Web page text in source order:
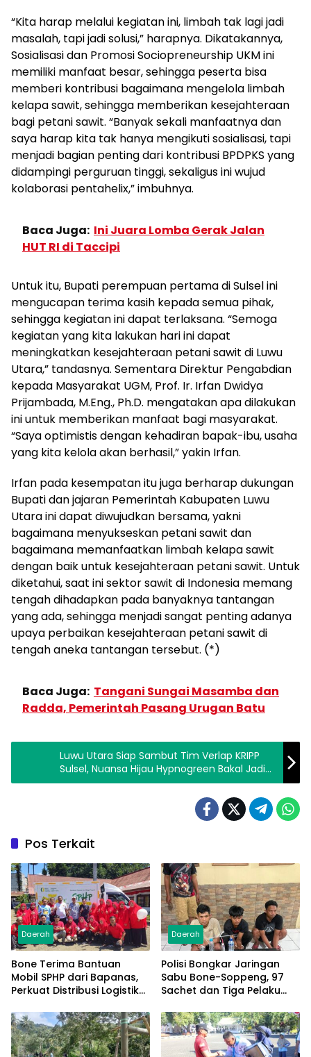
“Kita harap melalui kegiatan ini, limbah tak lagi jadi
masalah, tapi jadi solusi,” harapnya. Dikatakannya,
Sosialisasi dan Promosi Sociopreneurship UKM ini
memiliki manfaat besar, sehingga peserta bisa
memberi kontribusi bagaimana mengelola limbah
kelapa sawit, sehingga memberikan kesejahteraan
bagi petani sawit. “Banyak sekali manfaatnya dan
saya harap kita tak hanya mengikuti sosialisasi, tapi
menjadi bagian penting dari kontribusi BPDPKS yang
didampingi perguruan tinggi, sekaligus ini wujud
kolaborasi pentahelix,” imbuhnya.
Baca Juga: Ini Juara Lomba Gerak Jalan
HUT RI di Taccipi
Untuk itu, Bupati perempuan pertama di Sulsel ini
mengucapan terima kasih kepada semua pihak,
sehingga kegiatan ini dapat terlaksana. “Semoga
kegiatan yang kita lakukan hari ini dapat
meningkatkan kesejahteraan petani sawit di Luwu
Utara,” tandasnya. Sementara Direktur Pengabdian
kepada Masyarakat UGM, Prof. Ir. Irfan Dwidya
Prijambada, M.Eng., Ph.D. mengatakan apa dilakukan
ini untuk memberikan manfaat bagi masyarakat.
“Saya optimistis dengan kehadiran bapak-ibu, usaha
yang kita kelola akan berhasil,” yakin Irfan.
Irfan pada kesempatan itu juga berharap dukungan
Bupati dan jajaran Pemerintah Kabupaten Luwu
Utara ini dapat diwujudkan bersama, yakni
bagaimana menyukseskan petani sawit dan
bagaimana memanfaatkan limbah kelapa sawit
dengan baik untuk kesejahteraan petani sawit. Untuk
diketahui, saat ini sektor sawit di Indonesia memang
tengah dihadapkan pada banyaknya tantangan
yang ada, sehingga menjadi sangat penting adanya
upaya perbaikan kesejahteraan petani sawit di
tengah aneka tantangan tersebut. (*)
Baca Juga: Tangani Sungai Masamba dan
Radda, Pemerintah Pasang Urugan Batu
Luwu Utara Siap Sambut Tim Verlap KRIPP
Sulsel, Nuansa Hijau Hypnogreen Bakal Jadi
Daya Tarik
Pos Terkait
Daerah
Bone Terima Bantuan
Mobil SPHP dari Bapanas,
Perkuat Distribusi Logistik
Daerah
Polisi Bongkar Jaringan
Sabu Bone-Soppeng, 97
Sachet dan Tiga Pelaku